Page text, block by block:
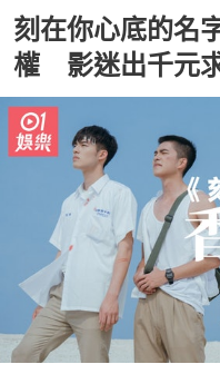
刻在你心底的名
權 影迷出千元